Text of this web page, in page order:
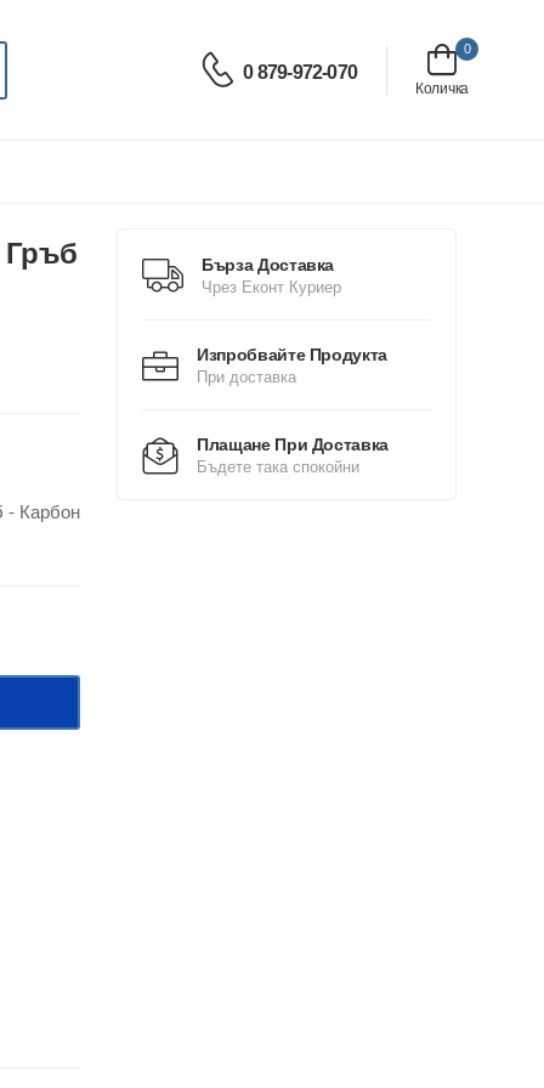
0 879-972-070
0
Количка
Гръб
- Карбон
Бърза Доставка
Чрез Еконт Куриер
Изпробвайте Продукта
При доставка
Плащане При Доставка
Бъдете така спокойни